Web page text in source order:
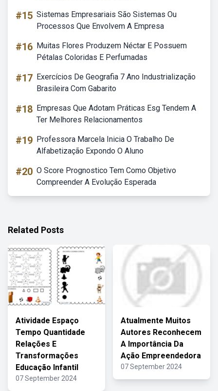
#15 Sistemas Empresariais São Sistemas Ou
Processos Que Envolvem A Empresa
#16 Muitas Flores Produzem Néctar E Possuem
Pétalas Coloridas E Perfumadas
#17 Exercícios De Geografia 7 Ano Industrialização
Brasileira Com Gabarito
#18 Empresas Que Adotam Práticas Esg Tendem A
Ter Melhores Relacionamentos
#19 Professora Marcela Inicia O Trabalho De
Alfabetização Expondo O Aluno
#20 O Score Prognostico Tem Como Objetivo
Compreender A Evolução Esperada
Related Posts
Atividade Espaço
Tempo Quantidade
Relações E
Transformações
Educação Infantil
07 September 2024
Atualmente Muitos
Autores Reconhecem
A Importância Da
Ação Empreendedora
07 September 2024